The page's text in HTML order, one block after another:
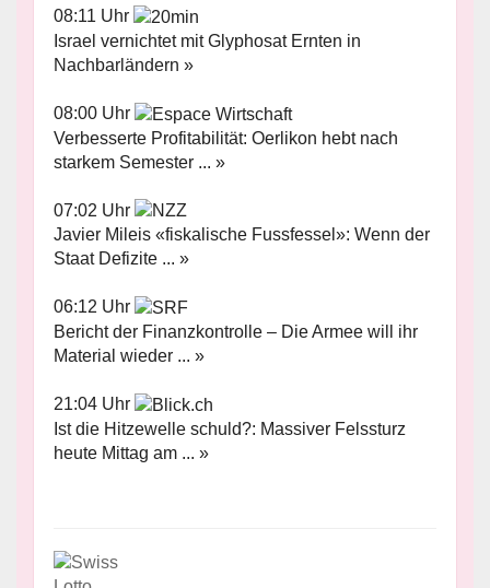
08:11 Uhr
Israel vernichtet mit Glyphosat Ernten in
Nachbarländern »
08:00 Uhr
Verbesserte Profitabilität: Oerlikon hebt nach
starkem Semester ... »
07:02 Uhr
Javier Mileis «fiskalische Fussfessel»: Wenn der
Staat Defizite ... »
06:12 Uhr
Bericht der Finanzkontrolle – Die Armee will ihr
Material wieder ... »
21:04 Uhr
Ist die Hitzewelle schuld?: Massiver Felssturz
heute Mittag am ... »